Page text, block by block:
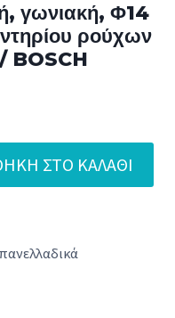
γωνιακή, Φ14
ρούχων
BOSCH
ΣΤΟ ΚΑΛΆΘΙ